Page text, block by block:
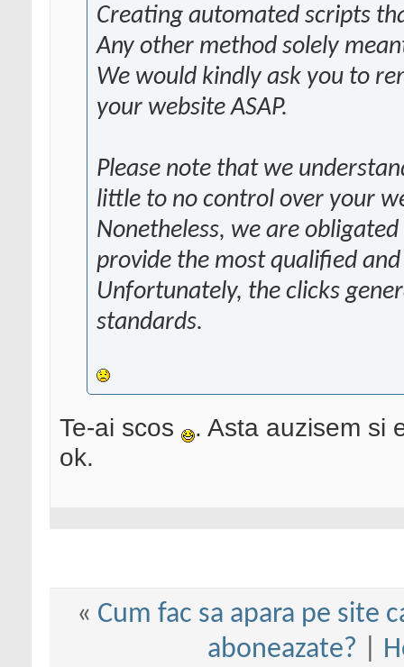
Creating automated scripts
Any other method solely
We would kindly ask you to
your website ASAP.
Please note that we
little to no control over your
Nonetheless, we are
provide the most qualified
Unfortunately, the clicks
standards.
Te-ai scos
. Asta auzisem si
ok.
« Cum fac sa apara pe site
aboneazate?